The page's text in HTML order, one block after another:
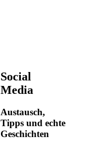
Social
Media
Austausch,
Tipps und echte
Geschichten